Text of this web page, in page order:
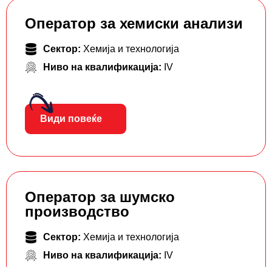
Оператор за хемиски анализи
Сектор: Хемија и технологија
Ниво на квалификација: IV
Види повеќе
Оператор за шумско
производство
Сектор: Хемија и технологија
Ниво на квалификација: IV